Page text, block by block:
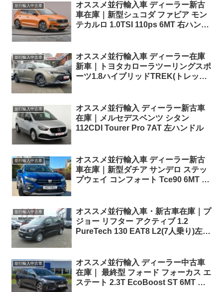
並行輸入中古車
オススメ並行輸入車 ディーラー新古
車在庫｜新型シュコダ ファビア モン
テカルロ 1.0TSI 110ps 6MT 右ハンド
並行輸入中古車
オススメ並行輸入車 ディーラー在庫
新車｜トヨタカローラツーリングスポ
ーツ1.8ハイブリッドTREK(トレック)
並行輸入中古車
オススメ並行輸入 ディーラー新古車
在庫｜メルセデスベンツ シタン
112CDI Tourer Pro 7AT 左ハンドル
並行輸入中古車
オススメ並行輸入車 ディーラー新古
車在庫｜新型ダチア サンデロ ステッ
プウェイ コンフォート Tce90 6MT 左
並行輸入中古車
オススメ並行輸入車・新古車在庫｜プ
ジョー リフター アクティブ 1.2
PureTech 130 EAT8 L2(7人乗り)左ハ
並行輸入中古車
オススメ並行輸入 ディーラー中古車
在庫｜ 最終型 フォード フォーカス エ
ステート 2.3T EcoBoost ST 6MT 右